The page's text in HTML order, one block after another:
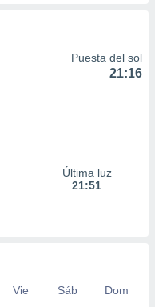
Puesta del sol
21:16
Última luz
21:51
Vie Sáb
Dom